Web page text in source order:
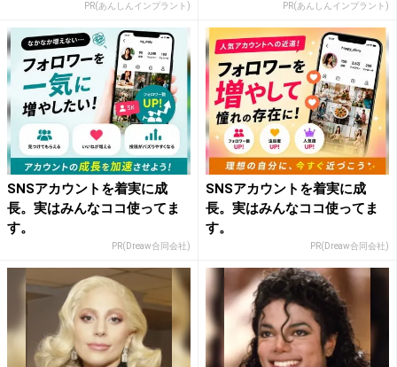
PR(あんしんインプラント) PR(あんしんインプラント)
SNSアカウントを着実に成
長。実はみんなココ使ってま
す。
PR(Dreaw合同会社)
SNSアカウントを着実に成
長。実はみんなココ使ってま
す。
PR(Dreaw合同会社)